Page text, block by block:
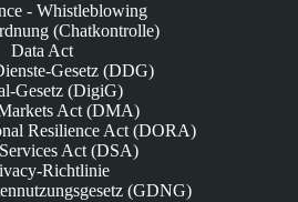
- Whistleblowing
(Chatkontrolle)
Data Act
Gesetz (DDG)
Gesetz (DigiG)
Act (DMA)
Resilience Act (DORA)
Act (DSA)
Richtlinie
(GDNG)